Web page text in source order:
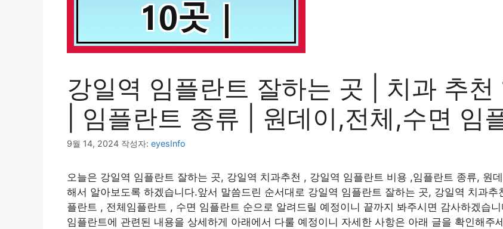
강일역 임플란트 잘하는 곳 | 치과 추
| 임플란트 종류 | 원데이,전체,수면 임
9월 14, 2024 작성자: eyesInfo
오늘은 강일역 임플란트 잘하는 곳, 강일역 치과추천 , 강일역 임플란트 비용 ,임플란트 종류, 원
해서 알아보도록 하겠습니다.앞서 말씀드린 순서대로 강일역 임플란트 잘하는 곳, 강일역 치과
플란트 , 전체임플란트 , 수면 임플란트 순으로 알려드릴 예정이니 끝까지 봐주시면 감사하겠습
임플란트에 관련된 내용을 상세하게 아래에서 다룰 예정이니 자세한 사항은 아래 글을 확인해주